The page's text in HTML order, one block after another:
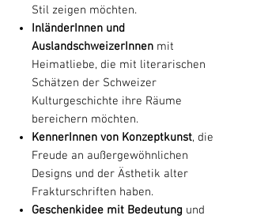
Stil zeigen möchten.
InländerInnen und
AuslandschweizerInnen mit
Heimatliebe, die mit literarischen
Schätzen der Schweizer
Kulturgeschichte ihre Räume
bereichern möchten.
KennerInnen von Konzeptkunst, die
Freude an außergewöhnlichen
Designs und der Ästhetik alter
Frakturschriften haben.
Geschenkidee mit Bedeutung und